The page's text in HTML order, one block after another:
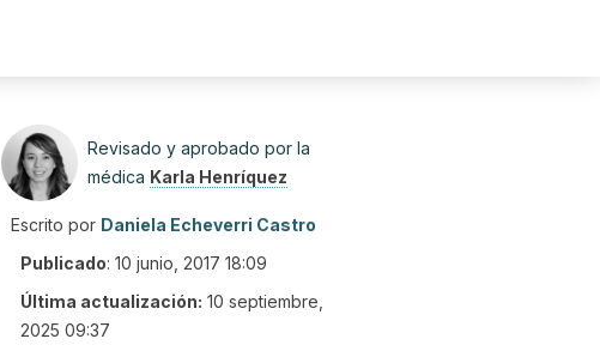
Revisado y aprobado por la
médica Karla Henríquez
Escrito por Daniela Echeverri Castro
Publicado: 10 junio, 2017 18:09
Última actualización: 10 septiembre,
2025 09:37